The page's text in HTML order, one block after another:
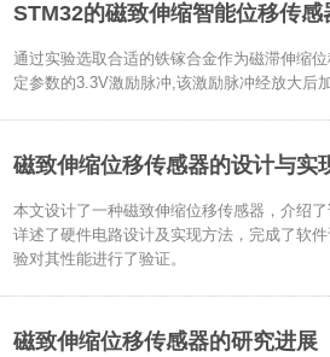
STM32的磁致伸缩智能位移传感
通过实验选取合适的铁镓合金作为磁滞伸缩
定参数的3.3V激励脉冲,该激励脉冲经放大后
磁致伸缩位移传感器的设计与实
本文设计了一种磁致伸缩位移传感器，介绍
详述了硬件电路设计及实现方法，完成了软
验对其性能进行了验证。
磁致伸缩位移传感器的研究进展